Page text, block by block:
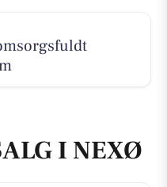
I NEXØ